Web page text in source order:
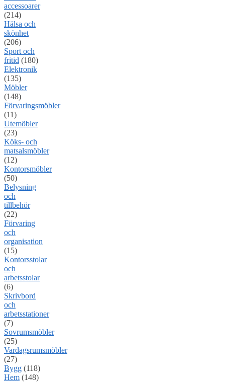
accessoarer
(214)
Hälsa och
skönhet
(206)
Sport och
fritid (180)
Elektronik
(135)
Möbler
(148)
Förvaringsmöbler
(11)
Utemöbler
(23)
Köks- och
matsalsmöbler
(12)
Kontorsmöbler
(50)
Belysning
och
tillbehör
(22)
Förvaring
och
organisation
(15)
Kontorsstolar
och
arbetsstolar
(6)
Skrivbord
och
arbetsstationer
(7)
Sovrumsmöbler
(25)
Vardagsrumsmöbler
(27)
Bygg (118)
Hem (148)